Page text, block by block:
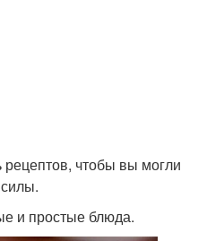
чтобы вы могли
и простые блюда.